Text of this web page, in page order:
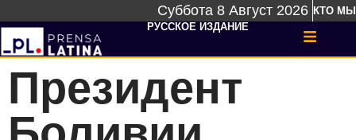
Суббота 8 Август 2026 КТО МЫ
РУССКОЕ ИЗДАНИЕ
Президент